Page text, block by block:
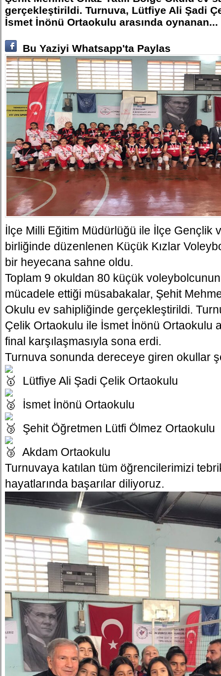
gerçekleştirildi. Turnuva, Lütfiye Ali Şadi
İsmet İnönü Ortaokulu arasında oynanan...
Bu Yaziyi Whatsapp'ta Paylas
İlçe Milli Eğitim Müdürlüğü ile İlçe Gençlik
birliğinde düzenlenen Küçük Kızlar
bir heyecana sahne oldu.
Toplam 9 okuldan 80 küçük
mücadele ettiği müsabakalar, Şehit
Okulu ev sahipliğinde gerçekleştirildi.
Çelik Ortaokulu ile İsmet İnönü Ortaokulu
final karşılaşmasıyla sona erdi.
Turnuva sonunda dereceye giren okullar
Lütfiye Ali Şadi Çelik Ortaokulu
İsmet İnönü Ortaokulu
Şehit Öğretmen Lütfi Ölmez Ortaokulu
Akdam Ortaokulu
Turnuvaya katılan tüm öğrencilerimizi
hayatlarında başarılar diliyoruz.